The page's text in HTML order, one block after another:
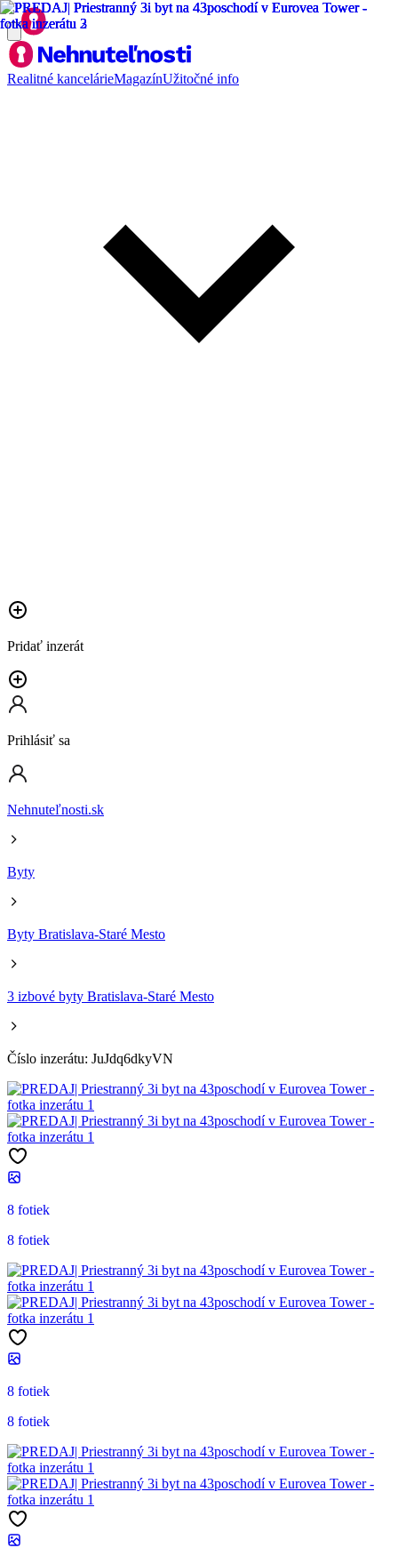
Realitné kancelárieMagazínUžitočné info
Pridať inzerát
Prihlásiť sa
Nehnuteľnosti.sk
Byty
Byty Bratislava-Staré Mesto
3 izbové byty Bratislava-Staré Mesto
Číslo inzerátu: JuJdq6dkyVN
8 fotiek
8 fotiek
8 fotiek
8 fotiek